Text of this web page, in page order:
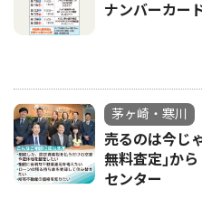
ナンバーカー
茅ヶ崎・寒川
売るのは今じ
無料査定｣か
センター